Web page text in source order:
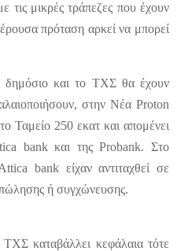
τις μικρές τράπεζες που έχουν
πρόταση αρκεί να μπορεί
δημόσιο και το ΤΧΣ θα έχουν
στην Νέα Proton
Ταμείο 250 εκατ και απομένει
bank και της Probank. Στο
bank είχαν αντιταχθεί σε
πώλησης ή συγχώνευσης.
καταβάλλει κεφάλαια τότε